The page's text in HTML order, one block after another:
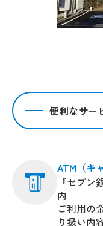
便利なサー
ATM（キ
『セブ
内
ご利用の
り扱い内